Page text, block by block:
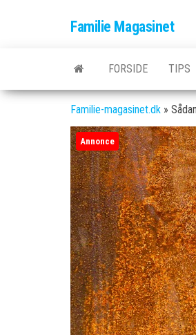
Familie Magasinet
FORSIDE TIPS
Familie-magasinet.dk »
Annonce